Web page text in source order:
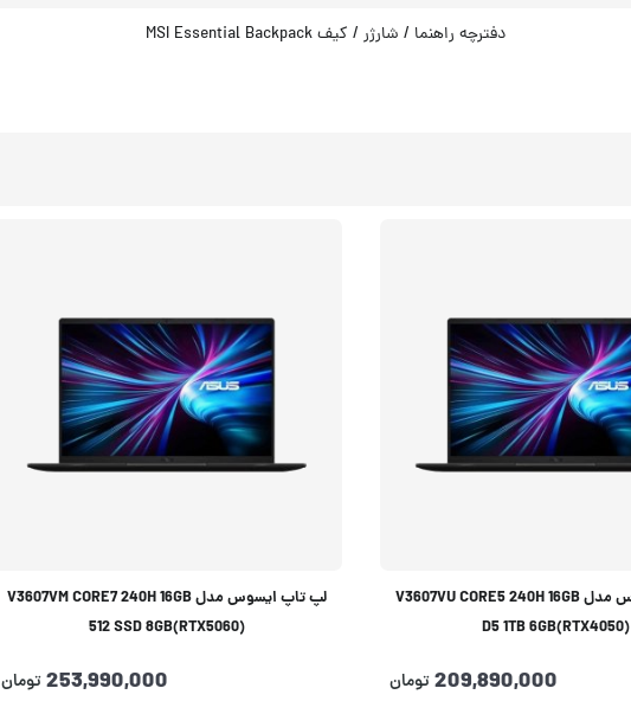
دفترچه راهنما / شارژر / کیف MSI Essential Backpack
لپ تاپ ایسوس مدل V3607VU CORE5 240H 16GB
D5 1TB 6GB(RTX4050)
209,890,000تومان
لپ تاپ ایسوس مدل V3607VM CORE7 240H 16GB
512 SSD 8GB(RTX5060)
253,990,000 تومان